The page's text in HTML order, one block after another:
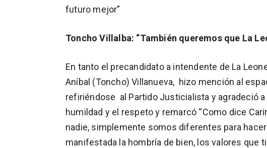
futuro mejor”
Toncho Villalba: “También queremos que La
En tanto el precandidato a intendente de La
Aníbal (Toncho) Villanueva, hizo mención al
refiriéndose al Partido Justicialista y agradeció
humildad y el respeto y remarcó “Como dice
nadie, simplemente somos diferentes para
manifestada la hombría de bien, los valores que